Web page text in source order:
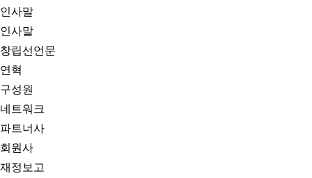
인사말
인사말
창립선언문
연혁
구성원
네트워크
파트너사
회원사
재정보고